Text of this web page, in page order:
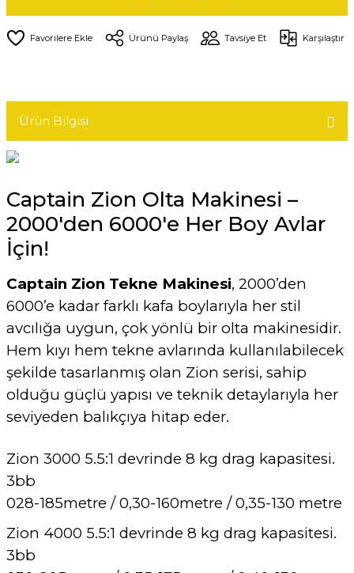
Ürünü Paylaş Tavsiye Et Karşılaştır
Ürün Bilgisi
Captain Zion Olta Makinesi –
2000'den 6000'e Her Boy Avlar
İçin!
Captain Zion Tekne Makinesi, 2000’den
6000’e kadar farklı kafa boylarıyla her stil
avcılığa uygun, çok yönlü bir olta makinesidir.
Hem kıyı hem tekne avlarında kullanılabilecek
şekilde tasarlanmış olan Zion serisi, sahip
olduğu güçlü yapısı ve teknik detaylarıyla her
seviyeden balıkçıya hitap eder.
Zion 3000 5.5:1 devrinde 8 kg drag kapasitesi.
3bb
028-185metre / 0,30-160metre / 0,35-130 metre
Zion 4000 5.5:1 devrinde 8 kg drag kapasitesi.
3bb